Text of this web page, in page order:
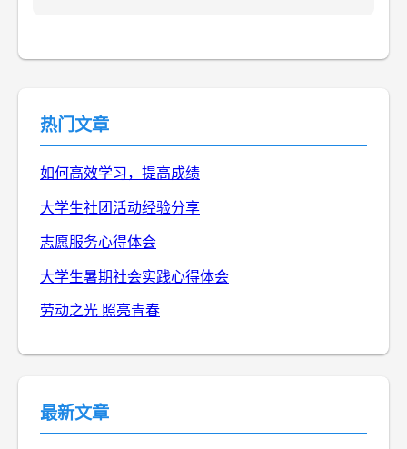
热门文章
如何高效学习，提高成绩
大学生社团活动经验分享
志愿服务心得体会
大学生暑期社会实践心得体会
劳动之光 照亮青春
最新文章